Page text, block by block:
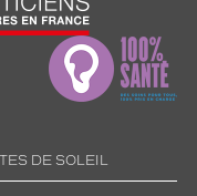
DE SOLEIL